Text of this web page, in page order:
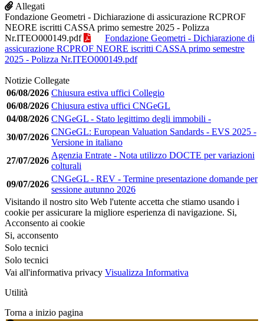
Allegati
Fondazione Geometri - Dichiarazione di assicurazione RCPROF
NEORE iscritti CASSA primo semestre 2025 - Polizza
Nr.ITEO000149.pdf
Fondazione Geometri - Dichiarazione di
assicurazione RCPROF NEORE iscritti CASSA primo semestre
2025 - Polizza Nr.ITEO000149.pdf
Notizie Collegate
06/08/2026 Chiusura estiva uffici Collegio
06/08/2026 Chiusura estiva uffici CNGeGL
04/08/2026 CNGeGL - Stato legittimo degli immobili -
30/07/2026
CNGeGL: European Valuation Sandards - EVS 2025 -
Versione in italiano
27/07/2026
Agenzia Entrate - Nota utilizzo DOCTE per variazioni
colturali
09/07/2026
CNGeGL - REV - Termine presentazione domande per
sessione autunno 2026
Visitando il nostro sito Web l'utente accetta che stiamo usando i
cookie per assicurare la migliore esperienza di navigazione. Si,
Acconsento ai cookie
Si, acconsento
Solo tecnici
Solo tecnici
Vai all'informativa privacy Visualizza Informativa
Utilità
Torna a inizio pagina